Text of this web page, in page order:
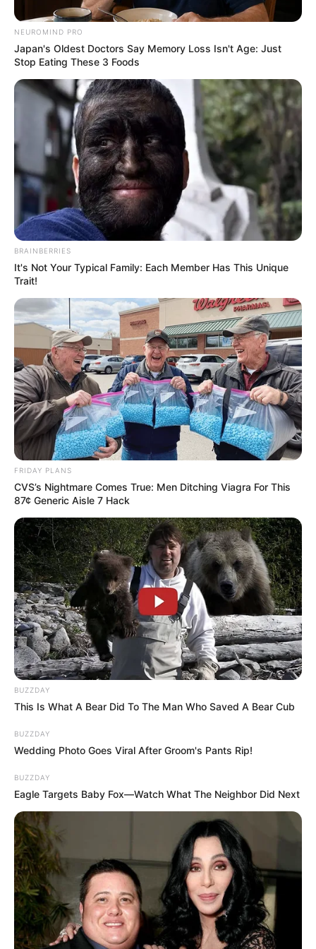
Posted
in
Friss hírek
Olyan sarcot vetne ki a Tisza a
nyugdíjasokra, ami még a
Bokros-csomagot is lepipálná
bySzerző • November 3, 2025
Budai Gyula volt a Harcosok órájának szerdai
vendége. „Magyar Péter mindegy, mit mond, azok
az emberek, akik mögötte állnak, kimondták, hogy
el kell venni a 13. havi nyugdíjat, és meg kell
adóztatni a nyugdíjakat. Azokat az embereket
NEUROMIND PRO
Japan's Oldest Doctors Say Memory Loss Isn't Age: Just
Stop Eating These 3 Foods
BRAINBERRIES
It's Not Your Typical Family: Each Member Has This Unique
Trait!
FRIDAY PLANS
CVS’s Nightmare Comes True: Men Ditching Viagra For This
87¢ Generic Aisle 7 Hack
BUZZDAY
This Is What A Bear Did To The Man Who Saved A Bear Cub
BUZZDAY
Wedding Photo Goes Viral After Groom's Pants Rip!
BUZZDAY
Eagle Targets Baby Fox—Watch What The Neighbor Did Next